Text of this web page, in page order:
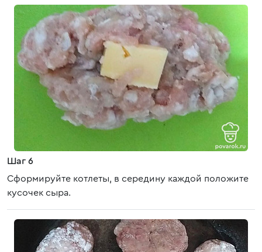
Шаг 6
Сформируйте котлеты, в середину каждой положите
кусочек сыра.